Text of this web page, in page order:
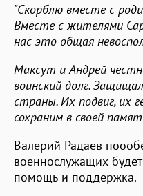
"Скорблю вместе с
Вместе с жителями
нас это общая
Максут и Андрей
воинский долг.
страны. Их подвиг, их
сохраним в своей
Валерий Радаев
военнослужащих
помощь и поддержка.